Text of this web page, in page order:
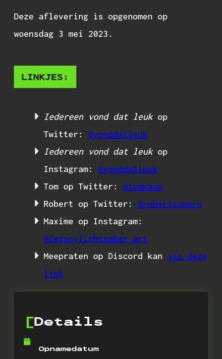
Deze aflevering is opgenomen op
woensdag 3 mei 2023.
LINKJES:
Iedereen vond dat leukop
Twitter: @vonddatleuk
Iedereen vond dat leukop
Instagram: @vonddatleuk
Tom op Twitter: @tomkauw
Robert op Twitter: @robertzomers
Maxime op Instagram:
@legacylightsaber_art
Meepraten op Discord kan via deze
link
Details
Opnamedatum